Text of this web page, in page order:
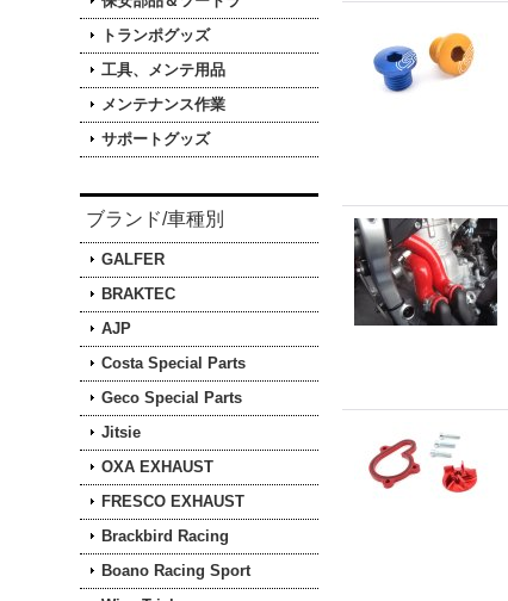
トランポグッズ
工具、メンテ用品
メンテナンス作業
サポートグッズ
ブランド/車種別
GALFER
BRAKTEC
AJP
Costa Special Parts
Geco Special Parts
Jitsie
OXA EXHAUST
FRESCO EXHAUST
Brackbird Racing
Boano Racing Sport